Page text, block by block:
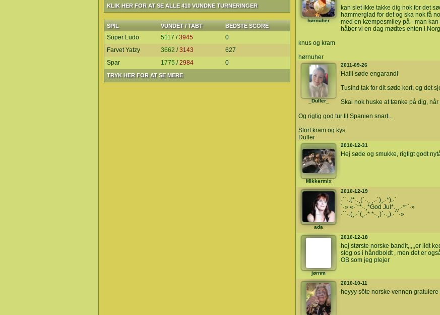
KLIK HER FOR AT SE ALLE 410 VUNDNE TURNERINGER
SPIL VUNDET / TABT BEDSTE SCORE
TRYK HER FOR AT SE MERE
Super Ludo 5117 /3945
0
Farvet Yatzy
3662 /3143
627
Spar
1775 /2984 0
hørnuher
kan slet ikke takke dig nok for det
hammerglad for det og ska nok få
med en kæmpesmiley på - man
håber vi en dag mødtes enten i
knus og kram
hørnuher
_Duller_
2011-09-26
Haiii søde engarandi
Tusind tak for dit søde kort, og det
Skal nok huske at tænke på dig,
Og rigtig god tur til Spanien snart...
Stort kram og kys
Duller
Mikkermix
2010-12-31
Hej søde og smukke, rigtigt godt
ada
2010-12-19
·´`·.(*·.¸(`·.¸ ¸.·´)¸.·*).·´
`·» «·´¨*·.¸*God Jul*.¸¸.·*¨`·»
·´`·.(¸.·´(¸.·* *·.¸)`·.¸).·´`·»
jørnm
2010-12-18
hej største norske bandit,,,,,er lidt
slog os i håndboldt , men det er
OB som jeg plejer
2010-10-11
heyyy söte norske vennen